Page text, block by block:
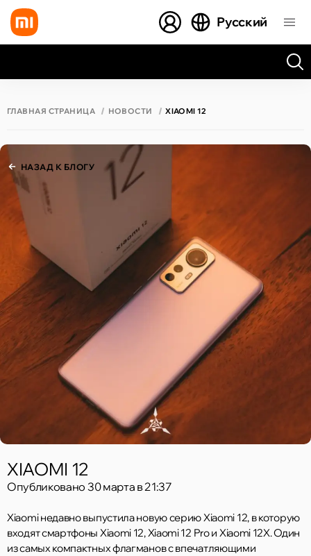
Русский
ГЛАВНАЯ СТРАНИЦА НОВОСТИ XIAOMI 12
НАЗАД К БЛОГУ
XIAOMI 12
Опубликовано 30 марта в 21:37
Xiaomi недавно выпустила новую серию Xiaomi 12, в которую
входят смартфоны Xiaomi 12, Xiaomi 12 Pro и Xiaomi 12X. Один
из самых компактных флагманов с впечатляющими